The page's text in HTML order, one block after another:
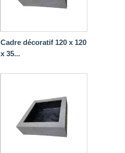
Cadre décoratif 120 x 120
x 35...